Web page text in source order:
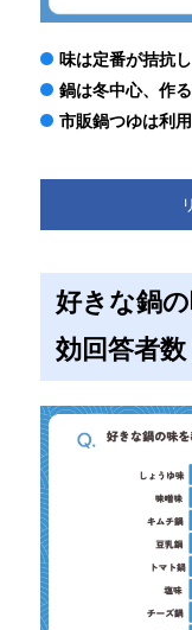
味は定番が拮抗
鍋は冬中心、作
市販鍋つゆは利
好きな鍋
効回答者数